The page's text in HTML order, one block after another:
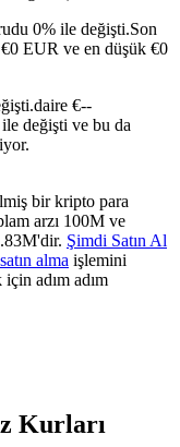
işlemler
0% ile değişti.Son
EUR ve en düşük €0
€--
değişti ve bu da
bir kripto para
arzı 100M ve
Şimdi Satın Al
alma işlemini
adım adım
Kurları